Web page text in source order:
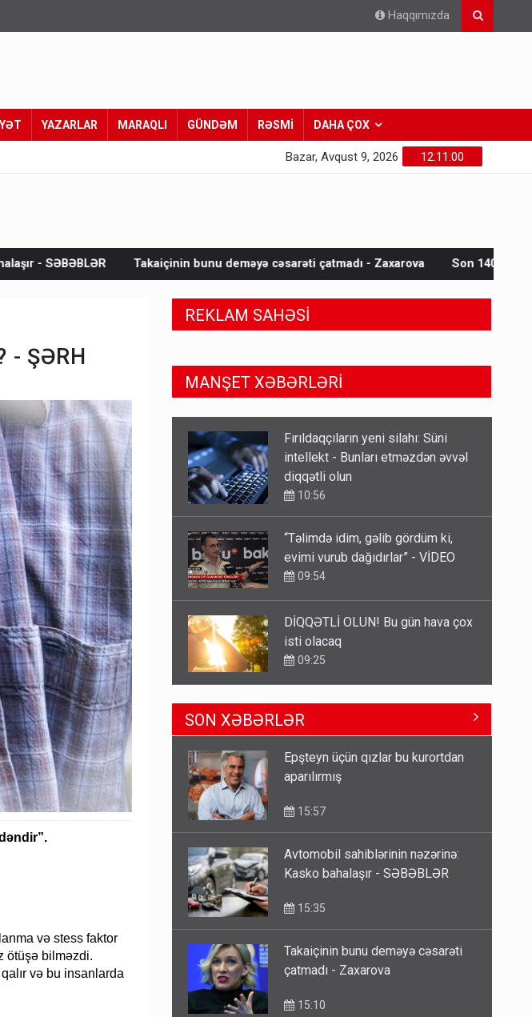
Haqqımızda
YAZARLAR MARAQLI GÜNDƏM RƏSMİ DAHA ÇOX
12:11:01
Bazar, Avqust 9, 2026
Takaiçinin bunu deməyə cəsarəti çatmadı - Zaxarova Son 140 ilin ən yüksək temperaturu
- ŞƏRH
və stess faktor
ötüşə bilməzdi.
və bu insanlarda
REKLAM SAHƏSİ
MANŞET XƏBƏRLƏRİ
“Təlimdə idim, gəlib gördüm ki,
evimi vurub dağıdırlar” - VİDEO
09:54
DİQQƏTLİ OLUN! Bu gün hava çox
isti olacaq
09:25
Azərbaycan bundan hər il 3
milyard dollar qazanacaq
8 Avqust 23:33
Avtomobil sahiblərinin nəzərinə:
15:35
Dünyanı idarə edənlər insanlığın
14:22
Fırıldaqçıların yeni silahı: Süni
intellekt - Bunları etməzdən əvvəl
10:56
SON XƏBƏRLƏR
Epşteyn üçün qızlar bu kurortdan
aparılırmış
Avtomobil sahiblərinin nəzərinə:
Kasko bahalaşır - SƏBƏBLƏR
Takaiçinin bunu deməyə cəsarəti
çatmadı - Zaxarova